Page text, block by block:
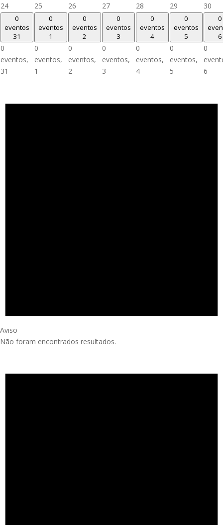
24
25
26
27
28
29
30
0
eventos
31
0
eventos,
31
0
eventos
1
0
eventos,
1
0
eventos
2
0
eventos,
2
0
eventos
3
0
eventos,
3
0
eventos
4
0
eventos,
4
0
eventos
5
0
eventos,
5
0
6
0
6
Aviso
Não foram encontrados resultados.